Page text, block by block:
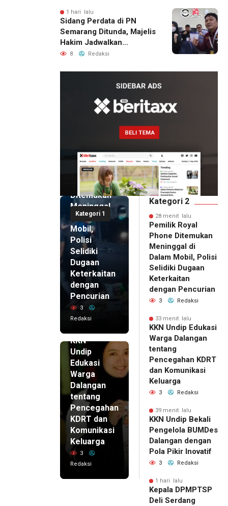
1 hari lalu
Sidang Perdata di PN
Semarang Ditunda, Majelis
Hakim Jadwalkan
Pemanggilan Ulang BPR
8 Redaksi
Kategori 1
lalu
Pemilik
Royal
Phone
Ditemukan
Meninggal
di Dalam
Mobil,
Polisi
Selidiki
Dugaan
Keterkaitan
dengan
Pencurian
3
Redaksi
KKN
Undip
Edukasi
Warga
Dalangan
tentang
Pencegahan
KDRT dan
Komunikasi
Keluarga
3
Redaksi
Kategori 2
28 menit lalu
Pemilik Royal
Phone Ditemukan
Meninggal di
Dalam Mobil, Polisi
Selidiki Dugaan
Keterkaitan
dengan Pencurian
3 Redaksi
33 menit lalu
KKN Undip Edukasi
Warga Dalangan
tentang
Pencegahan KDRT
dan Komunikasi
Keluarga
3 Redaksi
39 menit lalu
KKN Undip Bekali
Pengelola BUMDes
Dalangan dengan
Pola Pikir Inovatif
3 Redaksi
1 hari lalu
Kepala DPMPTSP
Deli Serdang